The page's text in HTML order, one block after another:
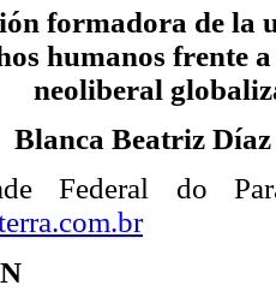
formadora de la
humanos frente
neoliberal
Blanca Beatriz
Federal do